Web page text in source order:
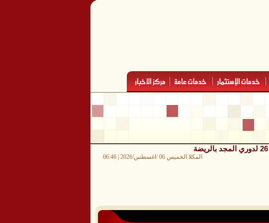
المكلا الخميس 06 /اغسطس/2026 | 06:46